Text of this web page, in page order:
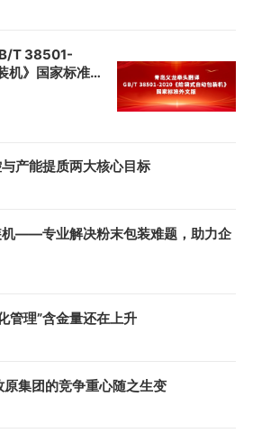
T 38501-
机》国家标准
产能提质两大核心目标
机——专业解决粉末包装难题，助力企
管理”含金量还在上升
集团的竞争重心随之生变